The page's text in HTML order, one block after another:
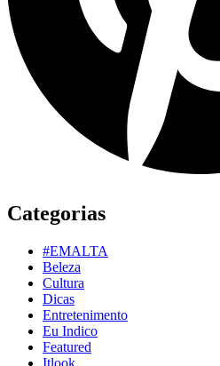
Categorias
#EMALTA
Beleza
Cultura
Dicas
Entretenimento
Eu Indico
Featured
Itlook